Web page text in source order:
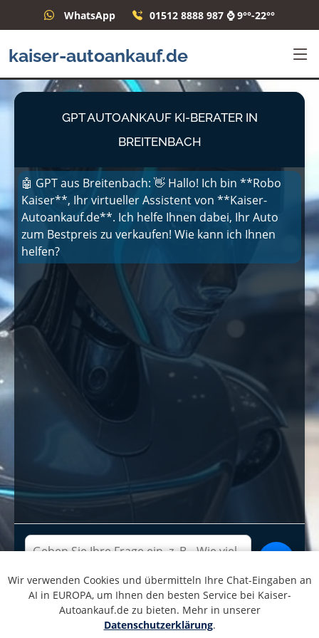
WhatsApp 01512 8888 987 ⌚ 9°°-22°°
kaiser-autoankauf.de
GPT AUTOANKAUF KI-BERATER IN
BREITENBACH
🤖 GPT aus Breitenbach: 👋 Hallo! Ich bin **Robo
Kaiser**, Ihr virtueller Assistent von **Kaiser-
Autoankauf.de**. Ich helfe Ihnen dabei, Ihr Auto
zum Bestpreis zu verkaufen! Wie kann ich Ihnen
helfen?
>
KAISER-AUTOANKAUF.DE
Wir verwenden Cookies und übermitteln Ihre Chat-Eingaben an
AI in EUROPA, um Ihnen den besten Service bei Kaiser-
Autoankauf.de zu bieten. Mehr in unserer
Datenschutzerklärung.